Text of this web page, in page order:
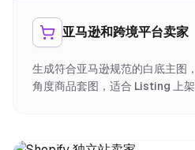
亚马逊和跨境平台卖家
生成符合亚马逊规范的白底主图
角度商品套图，适合 Listing 上架